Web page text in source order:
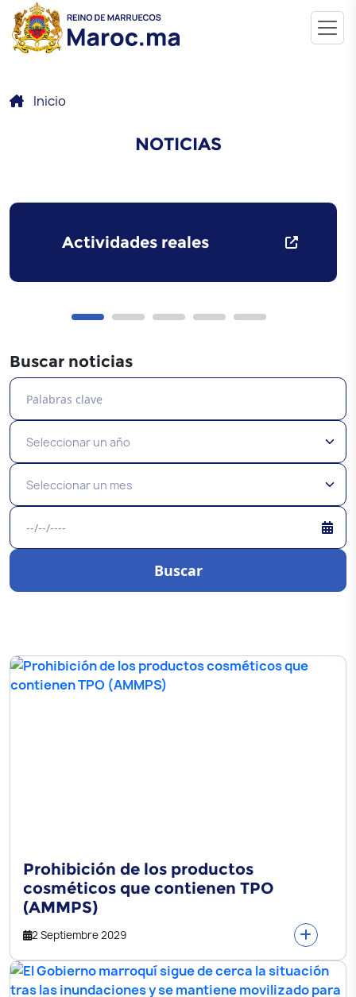
Inicio
NOTICIAS
Actividades reales
Buscar noticias
Prohibición de los productos
cosméticos que contienen TPO
(AMMPS)
2 Septiembre 2029